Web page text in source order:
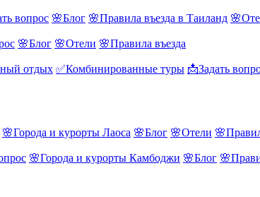
вопрос 🌸Блог 🌸Правила въезда в Таиланд
🌸Блог 🌸Отели 🌸Правила въезда
отдых ✅Комбинированные туры 📩Задать
🌸Города и курорты Лаоса 🌸Блог 🌸Отели
🌸Города и курорты Камбоджи 🌸Блог